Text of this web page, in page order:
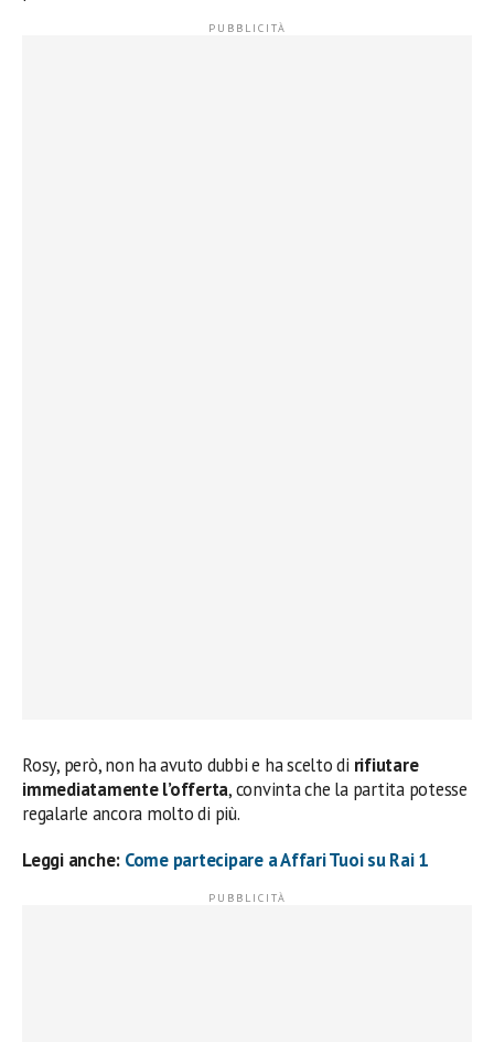
Rosy, però, non ha avuto dubbi e ha scelto di rifiutare
immediatamente l’offerta, convinta che la partita potesse
regalarle ancora molto di più.
Leggi anche: Come partecipare a Affari Tuoi su Rai 1